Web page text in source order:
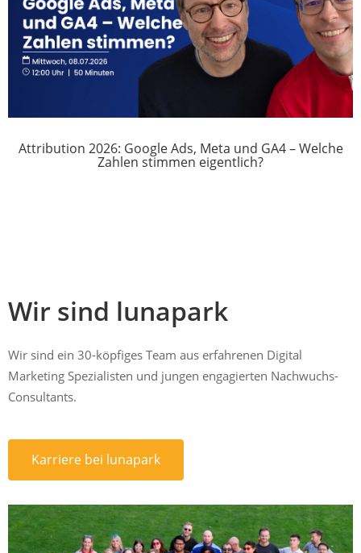
Attribution 2026: Google Ads, Meta und GA4 – Welche
Zahlen stimmen eigentlich?
Wir sind lunapark
Wir sind ein 30-köpfiges Team aus erfahrenen Digital
Marketing Spezialisten und jungen engagierten Nachwuchs-
Consultants.
Karriere bei lunapark